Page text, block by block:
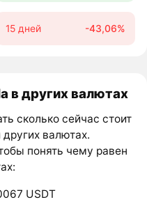
15 дней -43,06%
в других валютах
сколько сейчас стоит
валютах.
понять чему равен
USDT